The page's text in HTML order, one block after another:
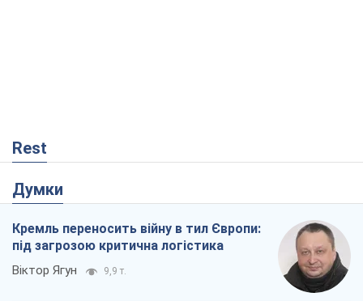
Rest
Думки
Кремль переносить війну в тил Європи:
під загрозою критична логістика
Віктор Ягун 9,9 т.